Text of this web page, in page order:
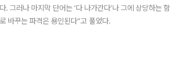
. 그러나 마지막 단어는 ‘다 나가간다’나 그에 상당하는 함
바꾸는 파격은 용인된다”고 풀었다.